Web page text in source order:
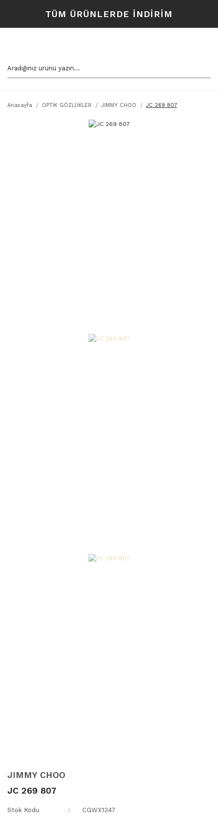
TÜM ÜRÜNLERDE İNDİRİM
Anasayfa OPTİK GÖZLÜKLER JIMMY CHOO JC 269 807
JIMMY CHOO
JC 269 807
Stok Kodu
CGWX1347